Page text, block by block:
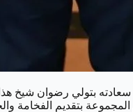
بتولي رضوان شيخ
بتقديم الفخامة